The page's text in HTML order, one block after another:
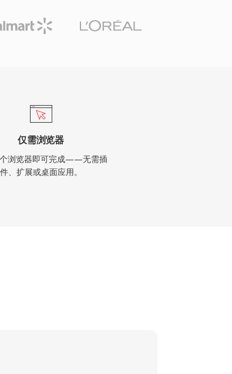
仅需浏览器
浏览器即可完成——无需插
件、扩展或桌面应用。